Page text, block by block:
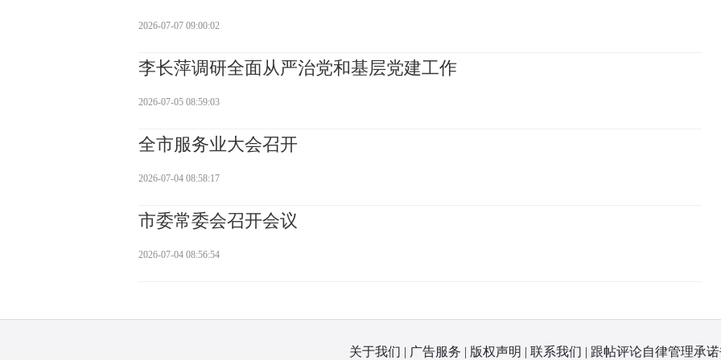
2026-07-07 09:00:02
李长萍调研全面从严治党和基层党建工作
2026-07-05 08:59:03
全市服务业大会召开
2026-07-04 08:58:17
市委常委会召开会议
2026-07-04 08:56:54
关于我们 | 广告服务 | 版权声明 | 联系我们 | 跟帖评论自律管理承